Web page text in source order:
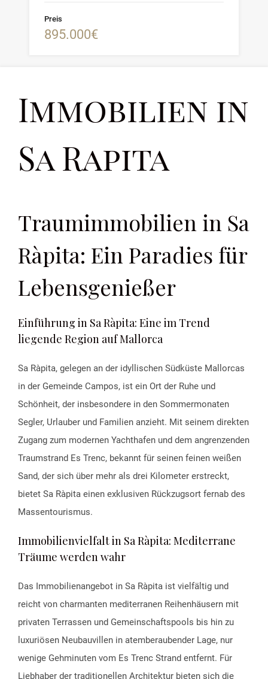
Preis
895.000€
Immobilien in
Sa Rapita
Traumimmobilien in Sa
Ràpita: Ein Paradies für
Lebensgenießer
Einführung in Sa Ràpita: Eine im Trend
liegende Region auf Mallorca
Sa Ràpita, gelegen an der idyllischen Südküste Mallorcas
in der Gemeinde Campos, ist ein Ort der Ruhe und
Schönheit, der insbesondere in den Sommermonaten
Segler, Urlauber und Familien anzieht. Mit seinem direkten
Zugang zum modernen Yachthafen und dem angrenzenden
Traumstrand Es Trenc, bekannt für seinen feinen weißen
Sand, der sich über mehr als drei Kilometer erstreckt,
bietet Sa Ràpita einen exklusiven Rückzugsort fernab des
Massentourismus.
Immobilienvielfalt in Sa Ràpita: Mediterrane
Träume werden wahr
Das Immobilienangebot in Sa Ràpita ist vielfältig und
reicht von charmanten mediterranen Reihenhäusern mit
privaten Terrassen und Gemeinschaftspools bis hin zu
luxuriösen Neubauvillen in atemberaubender Lage, nur
wenige Gehminuten vom Es Trenc Strand entfernt. Für
Liebhaber der traditionellen Architektur bieten sich die